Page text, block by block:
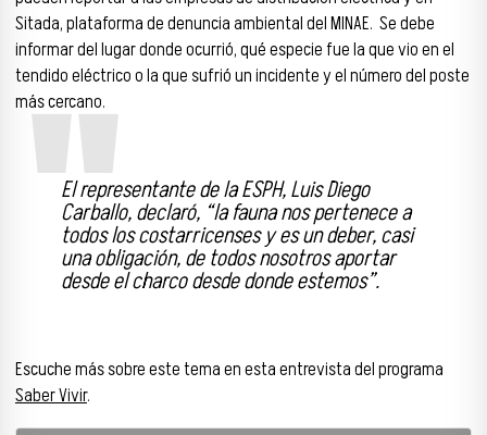
Sitada, plataforma de denuncia ambiental del MINAE. Se debe
informar del lugar donde ocurrió, qué especie fue la que vio en el
tendido eléctrico o la que sufrió un incidente y el número del poste
más cercano.
El representante de la ESPH, Luis Diego
Carballo, declaró, “la fauna nos pertenece a
todos los costarricenses y es un deber, casi
una obligación, de todos nosotros aportar
desde el charco desde donde estemos”.
Escuche más sobre este tema en esta entrevista del programa
Saber Vivir.